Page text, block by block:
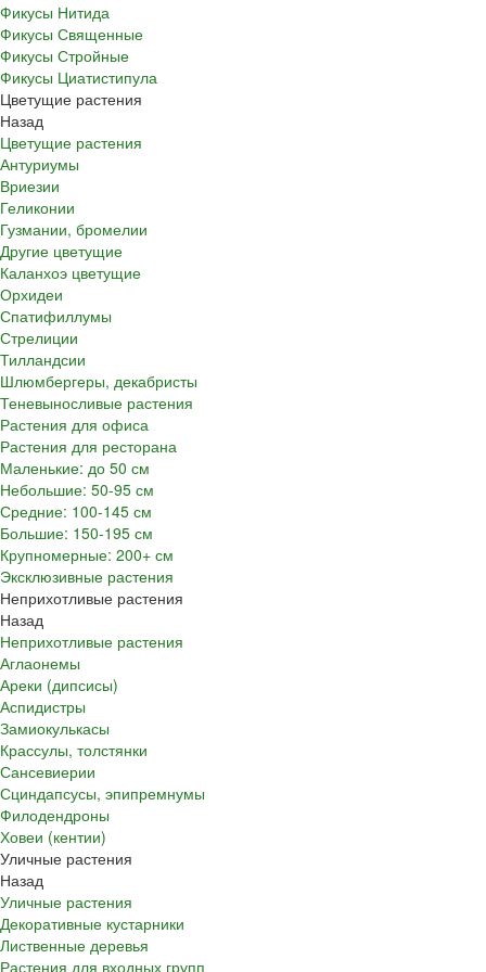
Фикусы Нитида
Фикусы Священные
Фикусы Стройные
Фикусы Циатистипула
Цветущие растения
Назад
Цветущие растения
Антуриумы
Вриезии
Геликонии
Гузмании, бромелии
Другие цветущие
Каланхоэ цветущие
Орхидеи
Спатифиллумы
Стрелиции
Тилландсии
Шлюмбергеры, декабристы
Теневыносливые растения
Растения для офиса
Растения для ресторана
Маленькие: до 50 см
Небольшие: 50-95 см
Средние: 100-145 см
Большие: 150-195 см
Крупномерные: 200+ см
Эксклюзивные растения
Неприхотливые растения
Назад
Неприхотливые растения
Аглаонемы
Ареки (дипсисы)
Аспидистры
Замиокулькасы
Крассулы, толстянки
Сансевиерии
Сциндапсусы, эпипремнумы
Филодендроны
Ховеи (кентии)
Уличные растения
Назад
Уличные растения
Декоративные кустарники
Лиственные деревья
Растения для входных групп